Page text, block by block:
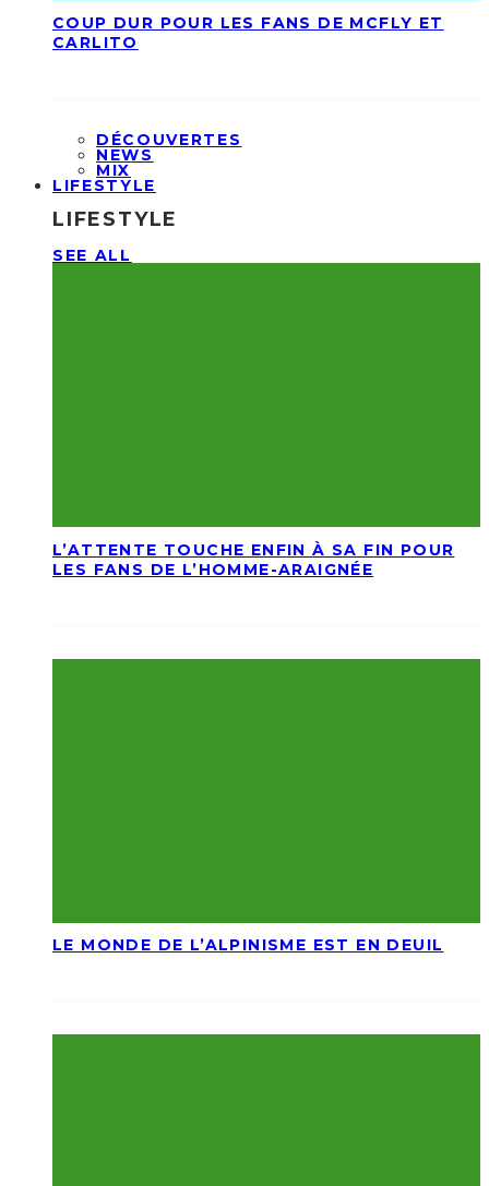
COUP DUR POUR LES FANS DE MCFLY ET
CARLITO
DÉCOUVERTES
NEWS
MIX
LIFESTYLE
LIFESTYLE
SEE ALL
L’ATTENTE TOUCHE ENFIN À SA FIN POUR
LES FANS DE L’HOMME-ARAIGNÉE
LE MONDE DE L’ALPINISME EST EN DEUIL